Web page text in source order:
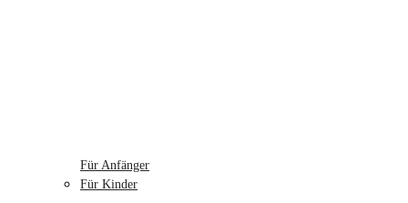
Für Anfänger
Für Kinder